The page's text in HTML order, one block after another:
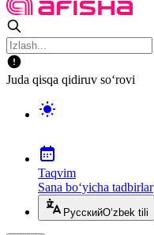
Juda qisqa qidiruv so‘rovi
Taqvim
Sana bo‘yicha tadbirlar
РусскийO‘zbek tili